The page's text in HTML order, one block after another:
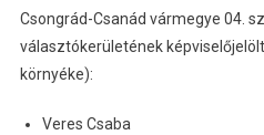
Csongrád-Csanád vármegye 04.
választókerületének
környéke):
Veres Csaba